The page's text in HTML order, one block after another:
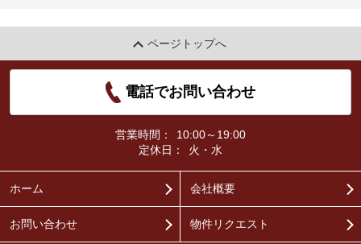
ページトップへ
電話でお問い合わせ
営業時間：
10:00～19:00
定休日：
火・水
ホーム 会社概要
お問い合わせ 物件リクエスト